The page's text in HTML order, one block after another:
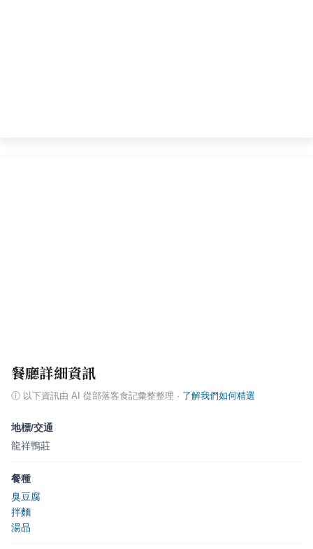
餐廳詳細資訊
ⓘ 以下資訊由 AI 從部落客食記彙整整理 · 了解我們如何精選
地標/交通
龍祥鴨莊
餐種
臭豆腐
拌麵
湯品